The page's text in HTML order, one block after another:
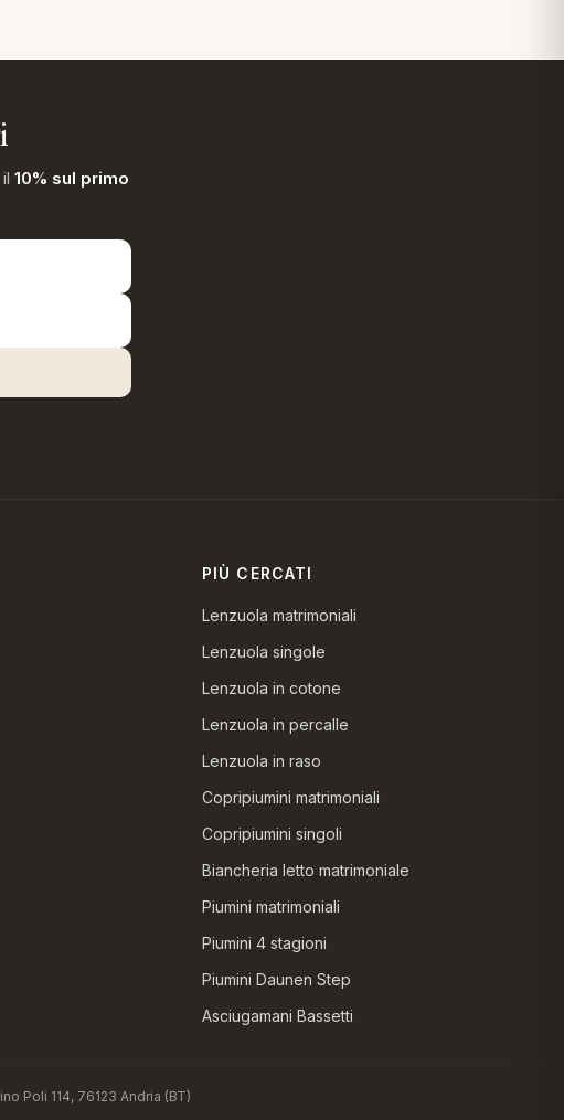
10% sul primo
PIÙ CERCATI
Lenzuola matrimoniali
Lenzuola singole
Lenzuola in cotone
Lenzuola in percalle
Lenzuola in raso
Copripiumini matrimoniali
Copripiumini singoli
Biancheria letto matrimoniale
Piumini matrimoniali
Piumini 4 stagioni
Piumini Daunen Step
Asciugamani Bassetti
Poli 114, 76123 Andria (BT)